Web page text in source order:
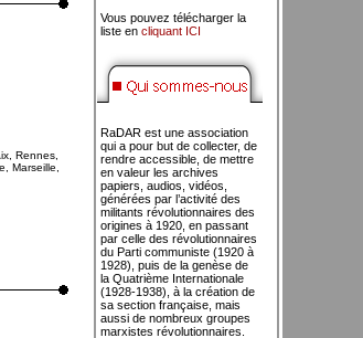
Rennes,
Marseille,
Vous pouvez télécharger la
liste en cliquant ICI
RaDAR est une association
qui a pour but de collecter, de
rendre accessible, de mettre
en valeur les archives
papiers, audios, vidéos,
générées par l’activité des
militants révolutionnaires des
origines à 1920, en passant
par celle des révolutionnaires
du Parti communiste (1920 à
1928), puis de la genèse de
la Quatrième Internationale
(1928-1938), à la création de
sa section française, mais
aussi de nombreux groupes
marxistes révolutionnaires.